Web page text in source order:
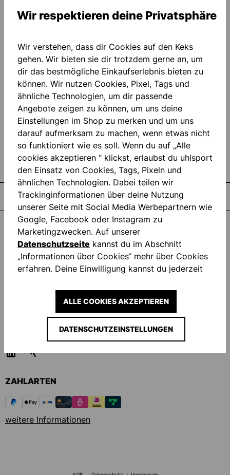
29.10.2024
Ähnliche Fragen
Wie kann ich einen Artikel zurücksenden?
Wie lange kann ich einen Artikel zurückschicken?
Welche Zahlungsoptionen gibt es?
Wann und wie wird die Rückerstattung
gutgeschrieben?
Wo kann ich meine Rücksendung aufgeben?
Torwarthandschuhe in Profiqualität
WIDERRUF
SUPPORT UND SERVICE
FOLGE UNS AUF
ZAHLARTEN
weitere Informationen
Wir respektieren deine Privatsphäre
Wir verstehen, dass dir Cookies auf den Keks
gehen. Wir bieten sie dir trotzdem gerne an, um
dir das bestmögliche Einkaufserlebnis bieten zu
können. Wir nutzen Cookies, Pixel, Tags und
ähnliche Technologien, um dir passende
Angebote zeigen zu können, um uns deine
Einstellungen im Shop zu merken und um uns
darauf aufmerksam zu machen, wenn etwas nicht
so funktioniert wie es soll. Wenn du auf „Alle
cookies akzeptieren “ klickst, erlaubst du uhlsport
den Einsatz von Cookies, Tags, Pixeln und
ähnlichen Technologien. Dabei teilen wir
Trackinginformationen über deine Nutzung
unserer Seite mit Social Media Werbepartnern wie
Google, Facebook oder Instagram zu
Marketingzwecken. Auf unserer
Datenschutzseite kannst du im Abschnitt
„Informationen über Cookies“ mehr über Cookies
erfahren. Deine Einwilligung kannst du jederzeit
Sie Ihre Einwilligung auch in die Weitergabe über
Ihr Verhalten in unserem Shop an unseren Partner,
die shopware AG (Ebbinghoff 10, 48624
Schöppingen, Deutschland), die diese Daten Ihnen
nicht persönlich zuordnen kann, sie aber zu
eigenen Zwecken (z.B. Produktverbesserungen,
DATENSCHUTZEINSTELLUNGEN
ALLE COOKIES AKZEPTIEREN